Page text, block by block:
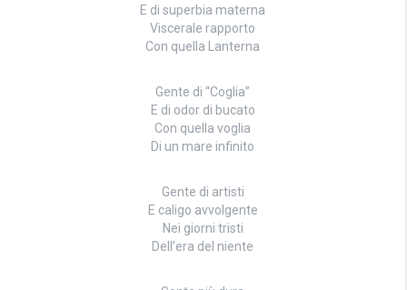
E di superbia materna
Viscerale rapporto
Con quella Lanterna
Gente di “Coglia”
E di odor di bucato
Con quella voglia
Di un mare infinito
Gente di artisti
E caligo avvolgente
Nei giorni tristi
Dell’era del niente